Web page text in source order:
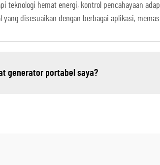
teknologi hemat energi, kontrol pencahayaan
yang disesuaikan dengan berbagai aplikasi,
generator portabel saya?